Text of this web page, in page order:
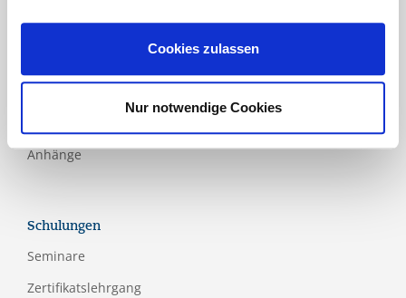
Cookies zulassen
Nur notwendige Cookies
Nationale Schemen
Anhänge
Schulungen
Seminare
Zertifikatslehrgang